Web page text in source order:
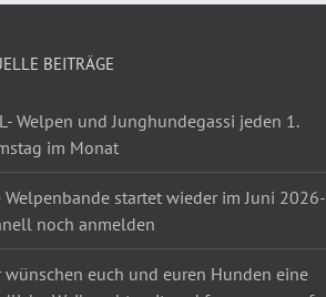
BEITRÄGE
Welpen und Junghundegassi jeden 1.
im Monat
Welpenbande startet wieder im Juni 2026-
noch anmelden
wünschen euch und euren Hunden eine